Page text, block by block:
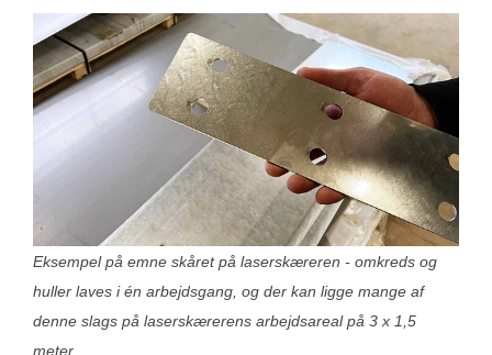
Eksempel på emne skåret på laserskæreren - omkreds og
huller laves i én arbejdsgang, og der kan ligge mange af
denne slags på laserskærerens arbejdsareal på 3 x 1,5
meter.